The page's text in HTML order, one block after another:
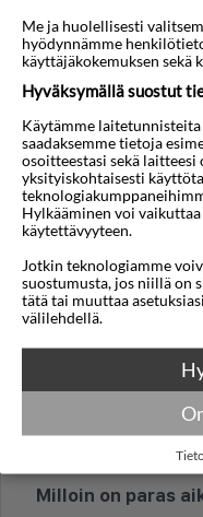
Kololi
Usein kysytyt
MAANTIEDE JA
Fajara sijaitsee
verrattuna aikaero
Milloin on paras
Me ja huolellisesti
hyödynnämme
käyttäjäkokemuksen sekä
Hyväksymällä suostut
Käytämme
saadaksemme tietoja
osoitteestasi sekä laitteesi
yksityiskohtaisesti
Hylkääminen voi
käytettävyyteen.
Jotkin teknologiamme
suostumusta, jos niillä on
tätä tai muuttaa
välilehdellä.